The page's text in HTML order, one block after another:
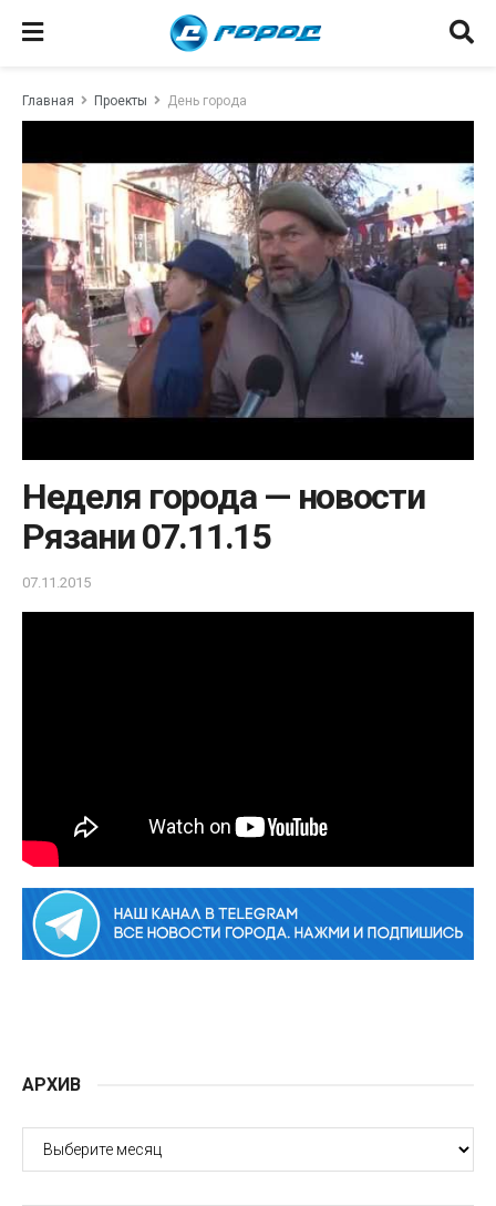
Главная Проекты День города
Неделя города — новости
Рязани 07.11.15
07.11.2015
АРХИВ
АРХИВ